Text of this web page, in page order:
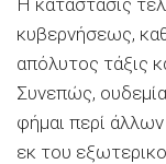
Η κατάστασις
κυβερνήσεως,
απόλυτος τάξις
Συνεπώς, ουδεμία
φήμαι περί
εκ του